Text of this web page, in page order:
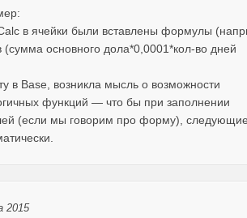
в ячейки были вставлены формулы
(сумма основного дола*0,0001*кол-во дней
в Base, возникла мысль о возможности
функций — что бы при заполнении
(если мы говорим про форму),
2015